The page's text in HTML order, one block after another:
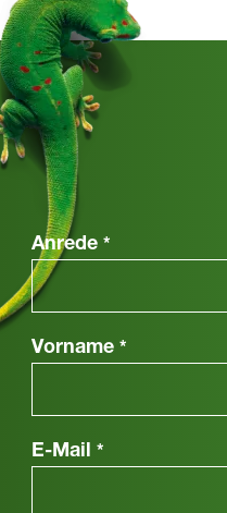
Anrede *
Vorname *
E-Mail *